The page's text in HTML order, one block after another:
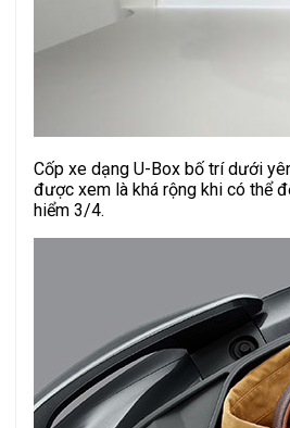
Cốp xe dạng U-Box bố trí dưới
được xem là khá rộng khi có thể
hiểm 3/4.